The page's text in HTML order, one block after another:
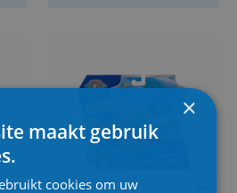
×
maakt gebruik
cookies om uw